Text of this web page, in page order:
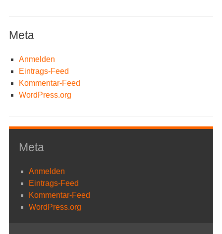
Meta
Anmelden
Eintrags-Feed
Kommentar-Feed
WordPress.org
Meta
Anmelden
Eintrags-Feed
Kommentar-Feed
WordPress.org